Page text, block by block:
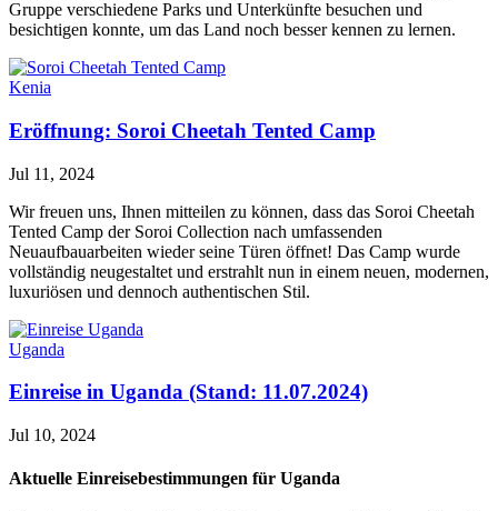
Gruppe verschiedene Parks und Unterkünfte besuchen und
besichtigen konnte, um das Land noch besser kennen zu lernen.
Kenia
Eröffnung: Soroi Cheetah Tented Camp
Jul 11, 2024
Wir freuen uns, Ihnen mitteilen zu können, dass das Soroi Cheetah
Tented Camp der Soroi Collection nach umfassenden
Neuaufbauarbeiten wieder seine Türen öffnet! Das Camp wurde
vollständig neugestaltet und erstrahlt nun in einem neuen, modernen,
luxuriösen und dennoch authentischen Stil.
Uganda
Einreise in Uganda (Stand: 11.07.2024)
Jul 10, 2024
Aktuelle Einreisebestimmungen für Uganda